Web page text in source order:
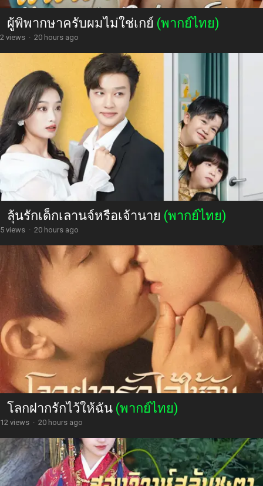
ผู้พิพากษาครับผมไม่ใช่เกย์ (พากย์ไทย)
2 views · 20 hours ago
ลุ้นรักเด็กเลานจ์หรือเจ้านาย (พากย์ไทย)
5 views · 20 hours ago
โลกฝากรักไว้ให้ฉัน (พากย์ไทย)
12 views · 20 hours ago